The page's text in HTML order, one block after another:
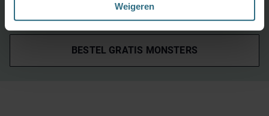
onze cookie- en privacyverklaring.
gebruik van alle cookies. Kies je 'Weigeren', dan plaatsen
we enkel de functionele en beperkte analytische cookies
Weigeren
Vandaag vóór 12:00 besteld is morgen in huis
BESTEL GRATIS MONSTERS